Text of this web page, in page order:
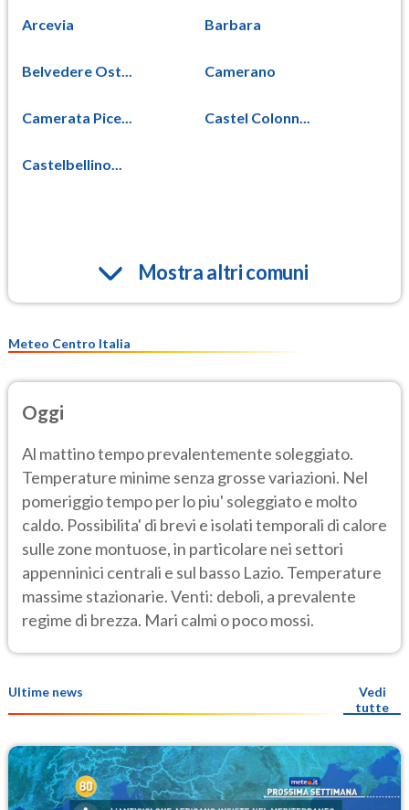
Arcevia Barbara
Belvedere Ost... Camerano
Camerata Pice... Castel Colonn...
Castelbellino...
Mostra altri comuni
Meteo Centro Italia
Oggi
Al mattino tempo prevalentemente soleggiato.
Temperature minime senza grosse variazioni. Nel
pomeriggio tempo per lo piu' soleggiato e molto
caldo. Possibilita' di brevi e isolati temporali di calore
sulle zone montuose, in particolare nei settori
appenninici centrali e sul basso Lazio. Temperature
massime stazionarie. Venti: deboli, a prevalente
regime di brezza. Mari calmi o poco mossi.
Ultime news
Vedi
tutte